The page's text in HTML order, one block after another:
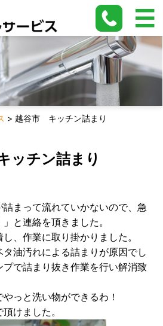
> 越谷市 キッチン詰まり
ッチン詰まり
詰まって流れていかないので、急
と連絡を頂きました。
、作業に取り掛かりました。
油汚れによる詰まりが原因でし
プで詰まり抜き作業を行い解消致
っと洗い物ができるわ！
けました。